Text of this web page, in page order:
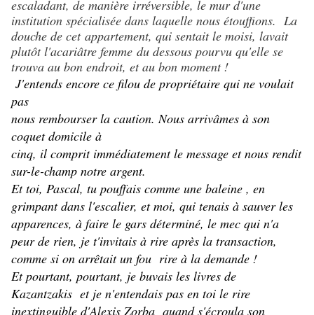
escaladant, de manière irréversible, le mur d'une
institution spécialisée dans laquelle nous étouffions. La
douche de cet appartement, qui sentait le moisi, lavait
plutôt l'acariâtre femme du dessous pourvu qu'elle se
trouva au bon endroit, et au bon moment !
J'entends encore ce filou de propriétaire qui ne voulait
pas
nous rembourser la caution. Nous arrivâmes à son
coquet domicile à
cinq, il comprit immédiatement le message et nous rendit
sur-le-champ notre argent.
Et toi, Pascal, tu pouffais comme une baleine , en
grimpant dans l'escalier, et moi, qui tenais à sauver les
apparences, à faire le gars déterminé, le mec qui n'a
peur de rien, je t'invitais à rire après la transaction,
comme si on arrêtait un fou rire à la demande !
Et pourtant, pourtant, je buvais les livres de
Kazantzakis et je n'entendais pas en toi le rire
inextinguible d'Alexis Zorba quand s'écroula son